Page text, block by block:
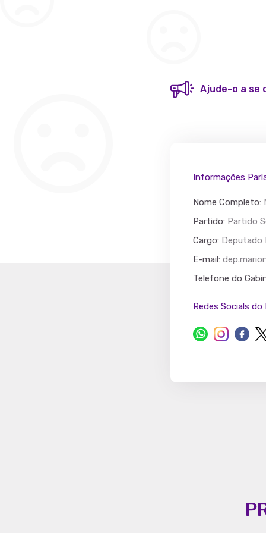
Ajude-o a se
Informações
Nome Completo:
Partido: Partido
Cargo: Deputado
E-mail:
Telefone do
Redes Socials do
Partido